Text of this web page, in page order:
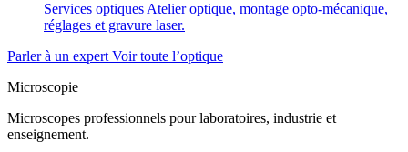
Services optiques Atelier optique, montage opto-mécanique,
réglages et gravure laser.
Parler à un expert Voir toute l’optique
Microscopie
Microscopes professionnels pour laboratoires, industrie et
enseignement.